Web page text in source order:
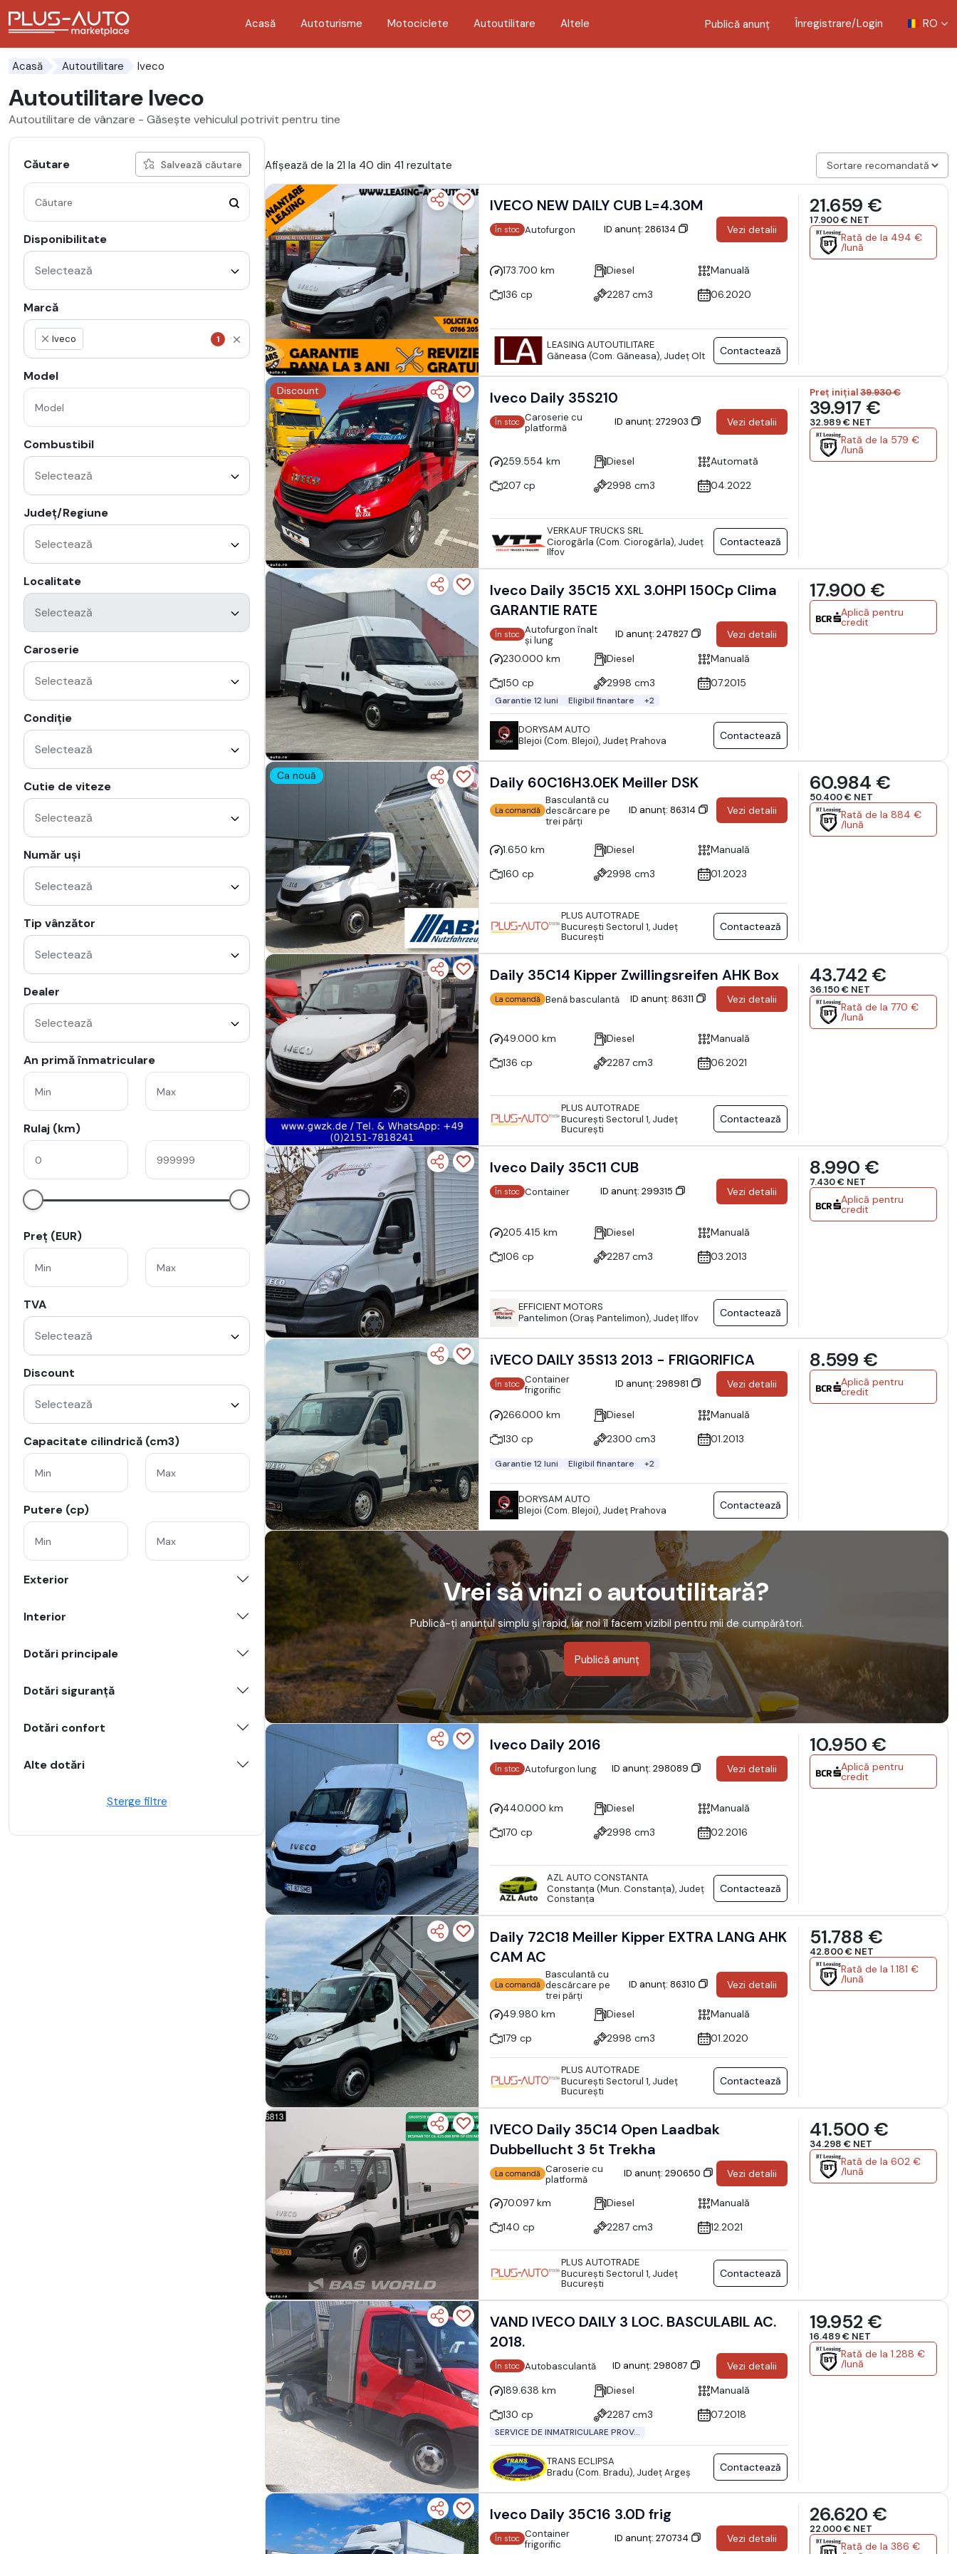
Acasă Autoturisme Motociclete Autoutilitare Altele Publică anunț Înregistrare/Login RO
Acasă Autoutilitare Iveco
Autoutilitare Iveco
Autoutilitare de vânzare - Găsește vehiculul potrivit pentru tine
Căutare Salvează căutare
Disponibilitate
Selectează
Marcă
×Iveco 1
Model
Combustibil
Județ/Regiune
Localitate
Caroserie
Condiție
Selectează
Cutie de viteze
Număr uși
Selectează
Tip vânzător
Selectează
Dealer
An primă înmatriculare
Rulaj (km)
Preț (EUR)
TVA
Selectează
Discount
Selectează
Capacitate cilindrică (cm3)
Putere (cp)
Exterior
Interior
Dotări principale
Dotări siguranță
Dotări confort
Alte dotări
Șterge filtre
Afișează de la 21 la 40 din 41 rezultate
IVECO NEW DAILY CUB L=4.30M
În stoc Autofurgon ID anunț: 286134 Vezi detalii
173.700 km Diesel
Manuală
136 cp
2287 cm3 06.2020
LEASING AUTOUTILITARE
Găneasa (Com. Găneasa), Județ Olt
Contactează
21.659 €
17.900 € NET
Rată de la 494 €
/lună
Discount Iveco Daily 35S210
În stoc Caroserie cu
platformă
ID anunț: 272903 Vezi detalii
259.554 km Diesel
Automată
207 cp
2998 cm3 04.2022
VERKAUF TRUCKS SRL
Ciorogârla (Com. Ciorogârla), Județ
Ilfov
Contactează
Preț inițial39.930 €
39.917 €
32.989 € NET
Rată de la 579 €
/lună
Iveco Daily 35C15 XXL 3.0HPI 150Cp Clima
GARANTIE RATE
În stoc Autofurgon înalt
și lung
ID anunț: 247827
Vezi detalii
230.000 km
Diesel
Manuală
150 cp
2998 cm3 07.2015
Garantie 12 luni Eligibil finantare +2
DORYSAM AUTO
Blejoi (Com. Blejoi), Județ Prahova
Contactează
17.900 €
Aplică pentru
credit
Ca nouă Daily 60C16H3.0EK Meiller DSK
La comandă
Basculantă cu
descărcare pe
trei părți
ID anunț: 86314 Vezi detalii
1.650 km Diesel
Manuală
160 cp
2998 cm3 01.2023
PLUS AUTOTRADE
Bucureşti Sectorul 1, Județ
București
Contactează
60.984 €
50.400 € NET
Rată de la 884 €
/lună
Daily 35C14 Kipper Zwillingsreifen AHK Box
La comandă Benă basculantă ID anunț: 86311 Vezi detalii
49.000 km Diesel
Manuală
136 cp
2287 cm3 06.2021
PLUS AUTOTRADE
Bucureşti Sectorul 1, Județ
București
Contactează
43.742 €
36.150 € NET
Rată de la 770 €
/lună
Iveco Daily 35C11 CUB
În stoc Container ID anunț: 299315 Vezi detalii
205.415 km Diesel
Manuală
106 cp
2287 cm3 03.2013
EFFICIENT MOTORS
Pantelimon (Oraş Pantelimon), Județ Ilfov
Contactează
8.990 €
7.430 € NET
Aplică pentru
credit
iVECO DAILY 35S13 2013 - FRIGORIFICA
În stoc Container
frigorific
ID anunț: 298981 Vezi detalii
266.000 km Diesel
Manuală
130 cp
2300 cm3 01.2013
Garantie 12 luni Eligibil finantare +2
DORYSAM AUTO
Blejoi (Com. Blejoi), Județ Prahova
Contactează
8.599 €
Aplică pentru
credit
Vrei să vinzi o autoutilitară?
Publică-ți anunțul simplu și rapid, iar noi îl facem vizibil pentru mii de cumpărători.
Publică anunț
Iveco Daily 2016
În stoc Autofurgon lung ID anunț: 298089 Vezi detalii
440.000 km Diesel
Manuală
170 cp
2998 cm3 02.2016
AZL AUTO CONSTANTA
Constanţa (Mun. Constanţa), Județ
Constanţa
Contactează
10.950 €
Aplică pentru
credit
Daily 72C18 Meiller Kipper EXTRA LANG AHK
CAM AC
La comandă
Basculantă cu
descărcare pe
trei părți
ID anunț: 86310 Vezi detalii
49.980 km Diesel
Manuală
179 cp
2998 cm3 01.2020
PLUS AUTOTRADE
Bucureşti Sectorul 1, Județ
București
Contactează
51.788 €
42.800 € NET
Rată de la 1.181 €
/lună
IVECO Daily 35C14 Open Laadbak
Dubbellucht 3 5t Trekha
La comandă Caroserie cu
platformă
ID anunț: 290650 Vezi detalii
70.097 km Diesel
Manuală
140 cp
2287 cm3 12.2021
PLUS AUTOTRADE
Bucureşti Sectorul 1, Județ
București
Contactează
41.500 €
34.298 € NET
Rată de la 602 €
/lună
VAND IVECO DAILY 3 LOC. BASCULABIL AC.
2018.
În stoc Autobasculantă ID anunț: 298087
Vezi detalii
189.638 km
Diesel
Manuală
130 cp
2287 cm3 07.2018
SERVICE DE INMATRICULARE PROV...
TRANS ECLIPSA
Bradu (Com. Bradu), Județ Argeş
Contactează
19.952 €
16.489 € NET
Rată de la 1.288 €
/lună
Iveco Daily 35C16 3.0D frig
În stoc Container
frigorific
ID anunț: 270734 Vezi detalii
26.620 €
22.000 € NET
Rată de la 386 €